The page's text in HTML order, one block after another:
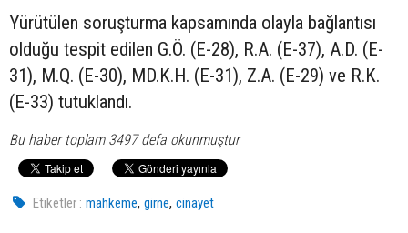
Yürütülen soruşturma kapsamında olayla bağlantısı
olduğu tespit edilen G.Ö. (E-28), R.A. (E-37), A.D. (E-
31), M.Q. (E-30), MD.K.H. (E-31), Z.A. (E-29) ve R.K.
(E-33) tutuklandı.
Bu haber toplam 3497 defa okunmuştur
Etiketler : mahkeme,girne,cinayet